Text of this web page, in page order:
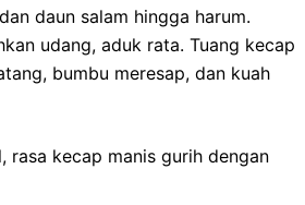
daun salam hingga harum.
udang, aduk rata. Tuang kecap
bumbu meresap, dan kuah
rasa kecap manis gurih dengan